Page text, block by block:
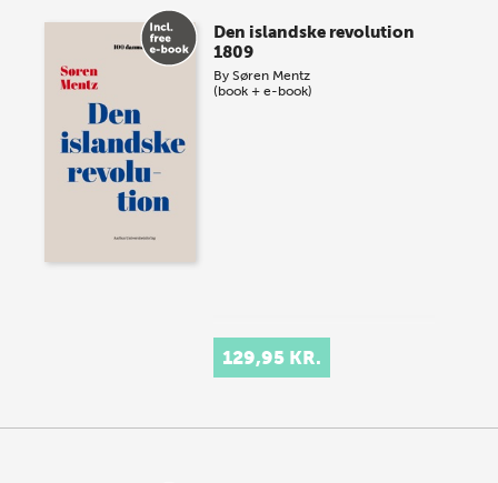
Den islandske revolution
1809
BySøren Mentz
(book + e-book)
129,95 KR.